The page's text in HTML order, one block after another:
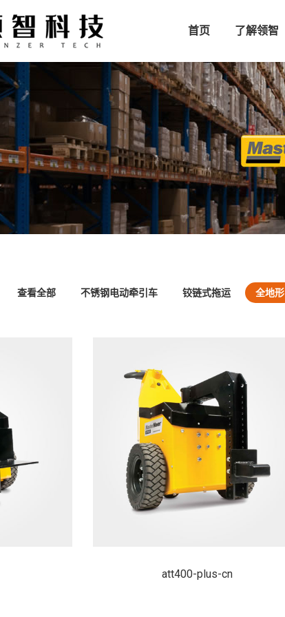
首页 了解领智
查看全部 不锈钢电动牵引车 铰链式拖运 全地形
att400-plus-cn